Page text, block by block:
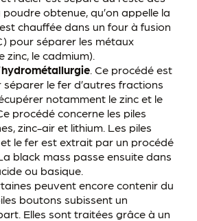
obtenue, qu’on appelle la
chauffée dans un four à fusion
pour séparer les métaux
zinc, le cadmium).
. Ce procédé est
le fer d’autres fractions
notamment le zinc et le
procédé concerne les piles
zinc-air et lithium. Les piles
le fer est extrait par un procédé
black mass passe ensuite dans
ou basique.
peuvent encore contenir du
boutons subissent un
Elles sont traitées grâce à un